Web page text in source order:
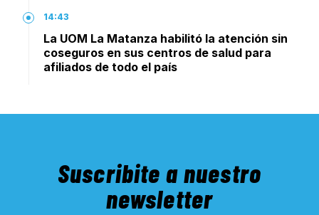
14:43
La UOM La Matanza habilitó la atención sin
coseguros en sus centros de salud para
afiliados de todo el país
Suscribite a nuestro
newsletter